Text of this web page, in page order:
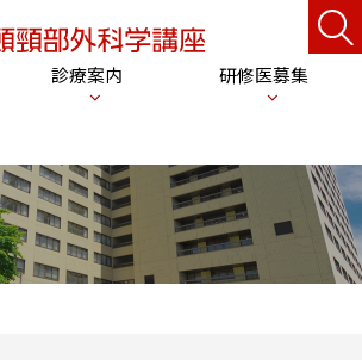
幌
医
学
鼻
診療案内 研修医募集
サ
イ
ト
索